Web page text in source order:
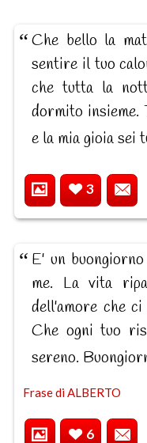
Che bello la
sentire il tuo
che tutta la
dormito insieme.
e la mia gioia sei
3
E' un
me. La vita
dell'amore che
Che ogni tuo
sereno.
Frase di ALBERTO
6